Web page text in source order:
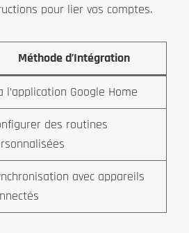
pour lier vos comptes.
Méthode d’Intégration
l’application Google Home
des routines
avec appareils